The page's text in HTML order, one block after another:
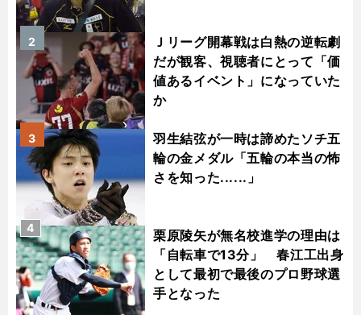
Ｊリーグ開幕戦は白熱の逆転劇
だが観客、視聴者にとって「価
値あるイベント」になっていた
か
2
羽生結弦が一時は諦めたソチ五
輪の金メダル「五輪の本当の怖
さを知った......」
3
栗原陵矢が無名校進学の理由は
「自転車で13分」 春江工出身
として最初で最後のプロ野球選
手となった
4